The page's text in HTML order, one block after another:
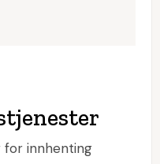
innhenting